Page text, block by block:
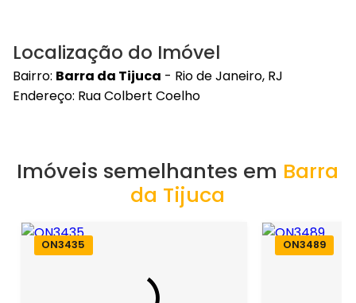
Localização do Imóvel
Bairro: Barra da Tijuca - Rio de Janeiro, RJ
Endereço: Rua Colbert Coelho
Imóveis semelhantes em Barra
da Tijuca
ON3435 ON3489